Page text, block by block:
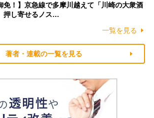
免！】京急線で多摩川越えて「川崎の大衆酒
し寄せるノス…
一覧を見る
著者・連載の一覧を見る